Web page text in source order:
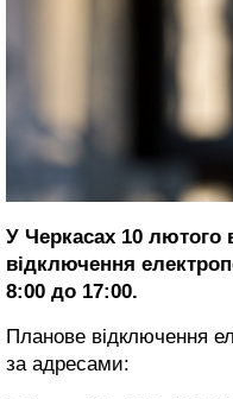
У Черкасах 10 лютого
відключення
8:00 до 17:00.
Планове відключення
за адресами: